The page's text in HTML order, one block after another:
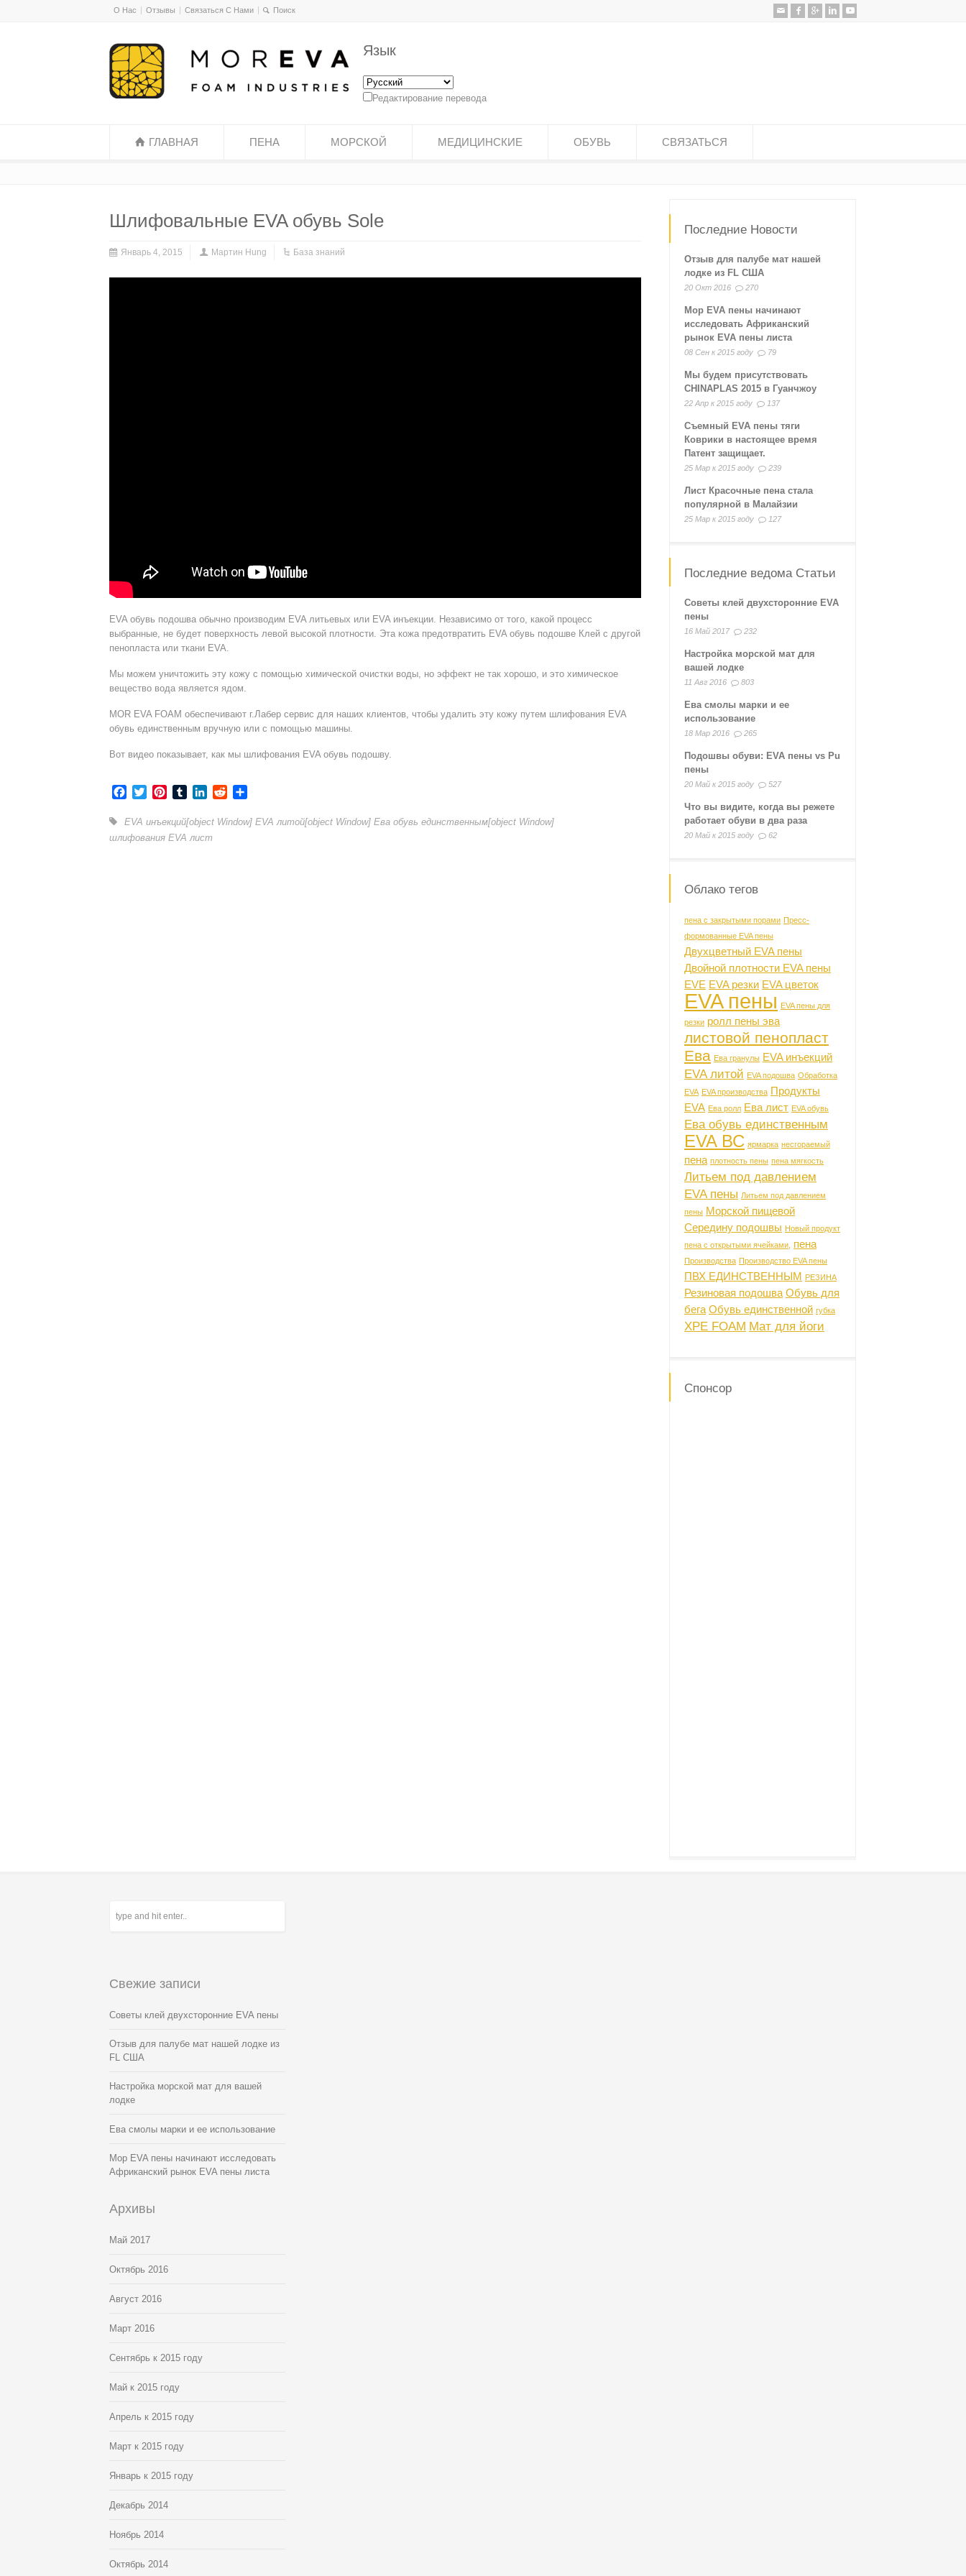
О Нас Отзывы Связаться С Нами
Язык
Редактирование перевода
ГЛАВНАЯ ПЕНА МОРСКОЙ МЕДИЦИНСКИЕ ОБУВЬ СВЯЗАТЬСЯ
Шлифовальные EVA обувь Sole
Январь 4, 2015 Мартин Hung База знаний
EVA обувь подошва обычно производим EVA литьевых или EVA инъекции. Независимо от того, какой процесс
выбранные, не будет поверхность левой высокой плотности. Эта кожа предотвратить EVA обувь подошве Клей с другой
пенопласта или ткани EVA.
Мы можем уничтожить эту кожу с помощью химической очистки воды, но эффект не так хорошо, и это химическое
вещество вода является ядом.
MOR EVA FOAM обеспечивают г.Лабер сервис для наших клиентов, чтобы удалить эту кожу путем шлифования EVA
обувь единственным вручную или с помощью машины.
Вот видео показывает, как мы шлифования EVA обувь подошву.
Facebook
TwitterPinterestTumblrLinkedInReddit
EVA инъекций[object Window] EVA литой[object Window] Ева обувь единственным[object Window]
шлифования EVA лист
Последние Новости
Отзыв для палубе мат нашей
лодке из FL США
20 Окт 2016 270
Мор EVA пены начинают
исследовать Африканский
рынок EVA пены листа
08 Сен к 2015 году 79
Мы будем присутствовать
CHINAPLAS 2015 в Гуанчжоу
22 Апр к 2015 году 137
Съемный EVA пены тяги
Коврики в настоящее время
Патент защищает.
25 Мар к 2015 году 239
Лист Красочные пена стала
популярной в Малайзии
25 Мар к 2015 году 127
Последние ведома Статьи
Советы клей двухсторонние EVA
пены
16 Май 2017 232
Настройка морской мат для
вашей лодке
11 Авг 2016 803
Ева смолы марки и ее
использование
18 Мар 2016 265
Подошвы обуви: EVA пены vs Pu
пены
20 Май к 2015 году 527
Что вы видите, когда вы режете
работает обуви в два раза
20 Май к 2015 году 62
Облако тегов
пена с закрытыми порами Пресс-
формованные EVA пены
Двухцветный EVA пены
Двойной плотности EVA пены
EVE EVA резки EVA цветок
EVA пены EVA пены для
резки ролл пены эва
листовой пенопласт
Ева Ева гранулы EVA инъекций
EVA литой EVA подошва Обработка
EVA EVA производства Продукты
EVA Ева ролл Ева лист EVA обувь
Ева обувь единственным
EVA ВС ярмарка несгораемый
пена плотность пены пена мягкость
Литьем под давлением
EVA пены Литьем под давлением
пены Морской пищевой
Середину подошвы Новый продукт
пена с открытыми ячейками,
пена
Производства Производство EVA пены
ПВХ ЕДИНСТВЕННЫМ РЕЗИНА
Резиновая подошва Обувь для
бега Обувь единственной губка
XPE FOAM Мат для йоги
Спонсор
Свежие записи
Советы клей двухсторонние EVA пены
Отзыв для палубе мат нашей лодке из
FL США
Настройка морской мат для вашей
лодке
Ева смолы марки и ее использование
Мор EVA пены начинают исследовать
Африканский рынок EVA пены листа
Архивы
Май 2017
Октябрь 2016
Август 2016
Март 2016
Сентябрь к 2015 году
Май к 2015 году
Апрель к 2015 году
Март к 2015 году
Январь к 2015 году
Декабрь 2014
Ноябрь 2014
Октябрь 2014